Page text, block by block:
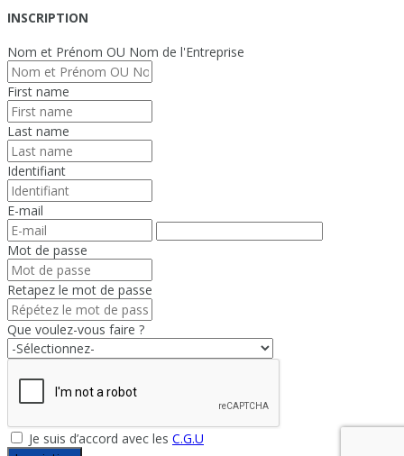
INSCRIPTION
Nom et Prénom OU Nom de l'Entreprise
First name
Last name
Identifiant
E-mail
Mot de passe
Retapez le mot de passe
Que voulez-vous faire ?
Je suis d’accord avec les C.G.U